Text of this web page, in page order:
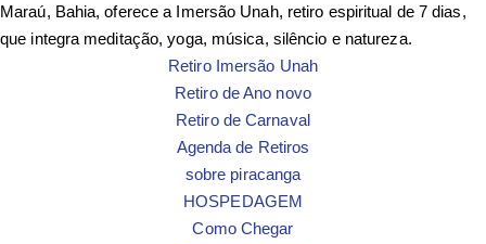
Maraú, Bahia, oferece a Imersão Unah, retiro espiritual de 7 dias,
que integra meditação, yoga, música, silêncio e natureza.
Retiro Imersão Unah
Retiro de Ano novo
Retiro de Carnaval
Agenda de Retiros
sobre piracanga
HOSPEDAGEM
Como Chegar